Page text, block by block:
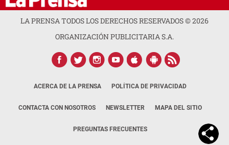
LA PRENSA TODOS LOS DERECHOS RESERVADOS ©2026
ORGANIZACIÓN PUBLICITARIA S.A.
ACERCA DE LA PRENSA POLÍTICA DE PRIVACIDAD
CONTACTA CON NOSOTROS NEWSLETTER MAPA DEL SITIO
PREGUNTAS FRECUENTES